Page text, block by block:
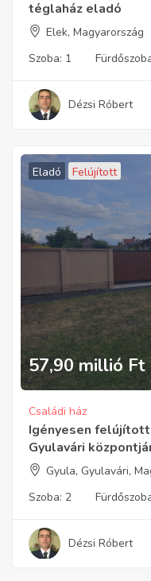
téglaház eladó
Elek, Magyarország
Szoba: 1
Dézsi Róbert
Eladó Felújított
57,90 millió Ft
Családi ház
Igényesen
Gyulavári
Gyula, Gyulavári,
Szoba: 2
Dézsi Róbert